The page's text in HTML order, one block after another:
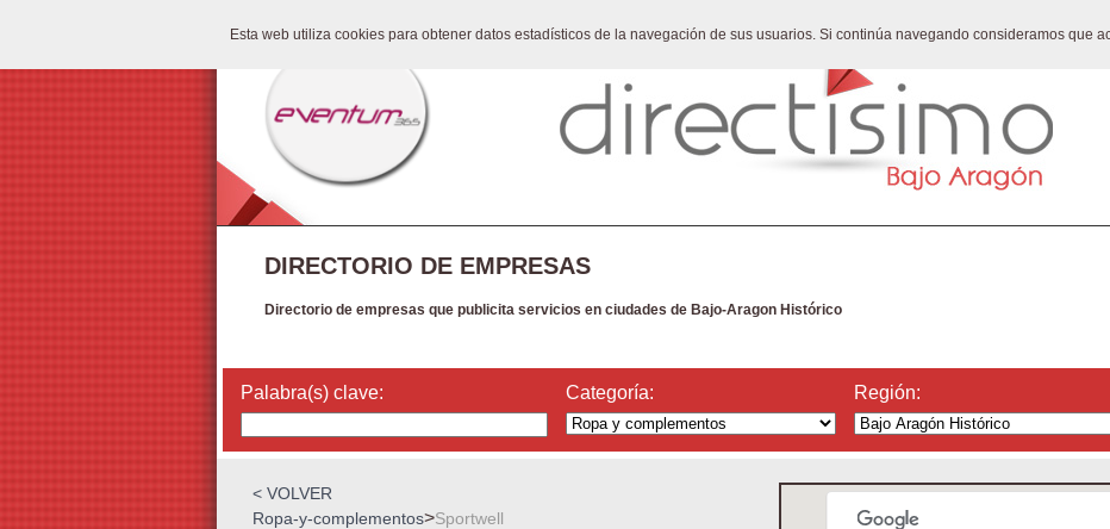
Esta web utiliza cookies para obtener datos estadísticos de la navegación de sus usuarios. Si continúa navegando consideramos que
DIRECTORIO DE EMPRESAS
Directorio de empresas que publicita servicios en ciudades de Bajo-Aragon Histórico
Palabra(s) clave: Categoría: Región:
< VOLVER
Ropa-y-complementos>Sportwell